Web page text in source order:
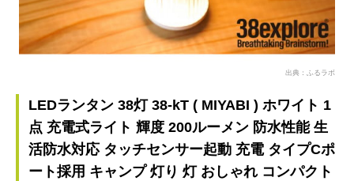
出典：ふるラボ
LEDランタン 38灯 38-kT ( MIYABI ) ホワイト 1
点 充電式ライト 輝度 200ルーメン 防水性能 生
活防水対応 タッチセンサー起動 充電 タイプCポ
ート採用 キャンプ 灯り 灯 おしゃれ コンパクト